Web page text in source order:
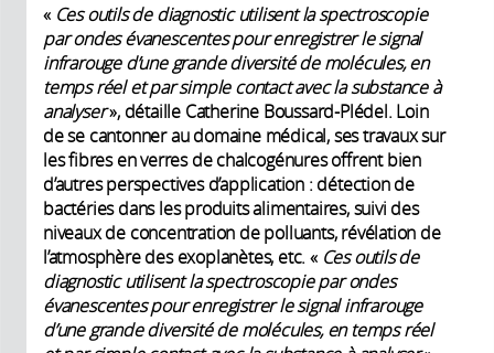
« Ces outils de diagnosticutilisent la spectroscopie
par ondes évanescentes pour enregistrer le signal
infrarouge d’une grande diversité de molécules, en
temps réel et par simple contact avec la substance à
analyser», détaille Catherine Boussard-Plédel. Loin
de se cantonner au domaine médical, ses travaux sur
les fibres en verres de chalcogénures offrent bien
d’autres perspectives d’application : détection de
bactéries dans les produits alimentaires, suivi des
niveaux de concentration de polluants, révélation de
l’atmosphère des exoplanètes, etc. « Ces outils de
diagnosticutilisent la spectroscopie par ondes
évanescentes pour enregistrer le signal infrarouge
d’une grande diversité de molécules, en temps réel